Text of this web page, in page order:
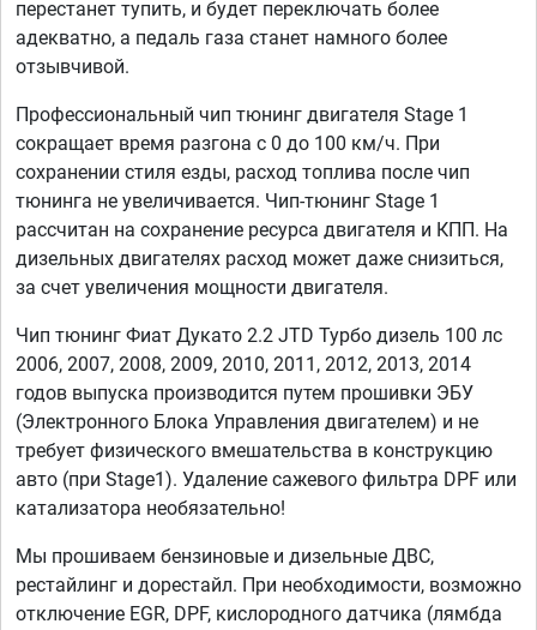
перестанет тупить, и будет переключать более
адекватно, а педаль газа станет намного более
отзывчивой.
Профессиональный чип тюнинг двигателя Stage 1
сокращает время разгона с 0 до 100 км/ч. При
сохранении стиля езды, расход топлива после чип
тюнинга не увеличивается. Чип-тюнинг Stage 1
рассчитан на сохранение ресурса двигателя и КПП. На
дизельных двигателях расход может даже снизиться,
за счет увеличения мощности двигателя.
Чип тюнинг Фиат Дукато 2.2 JTD Турбо дизель 100 лс
2006, 2007, 2008, 2009, 2010, 2011, 2012, 2013, 2014
годов выпуска производится путем прошивки ЭБУ
(Электронного Блока Управления двигателем) и не
требует физического вмешательства в конструкцию
авто (при Stage1). Удаление сажевого фильтра DPF или
катализатора необязательно!
Мы прошиваем бензиновые и дизельные ДВС,
рестайлинг и дорестайл. При необходимости, возможно
отключение EGR, DPF, кислородного датчика (лямбда